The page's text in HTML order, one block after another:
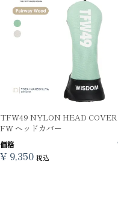
TFW49 NYLON HEAD COVER
FW ヘッドカバー
価格
¥ 9,350 税込